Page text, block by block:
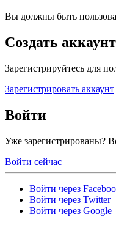
Вы должны быть
Создать аккаунт
Зарегистрируйтесь для
Зарегистрировать аккаунт
Войти
Уже зарегистрированы?
Войти сейчас
Войти через
Войти через Twitter
Войти через Google